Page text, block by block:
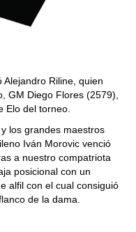
Riline, quien
GM Diego Flores (2579),
Elo del torneo.
los grandes maestros
Iván Morovic venció
a nuestro compatriota
posicional con un
alfil con el cual consiguió
de la dama.